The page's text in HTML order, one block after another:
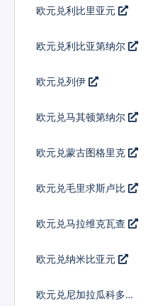
欧元兑利比里亚元
欧元兑利比亚第纳尔
欧元兑列伊
欧元兑马其顿第纳尔
欧元兑蒙古图格里克
欧元兑毛里求斯卢比
欧元兑马拉维克瓦查
欧元兑纳米比亚元
欧元兑尼加拉瓜科多巴